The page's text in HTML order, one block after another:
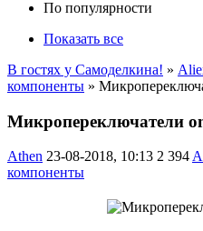
По популярности
Показать все
В гостях у Самоделкина! »
компоненты »
Микропереключатели
Athen 23-08-2018, 10:13 2 394
компоненты